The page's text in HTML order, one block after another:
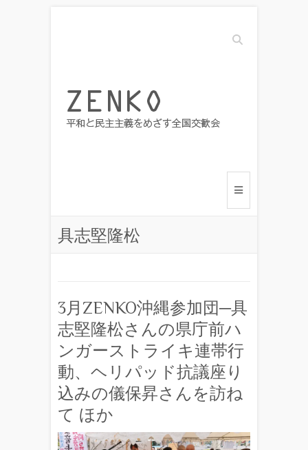
Search
具志堅隆松
3月ZENKO沖縄参加団─具
志堅隆松さんの県庁前ハ
ンガーストライキ連帯行
動、ヘリパッド抗議座り
込みの儀保昇さんを訪ね
て ほか